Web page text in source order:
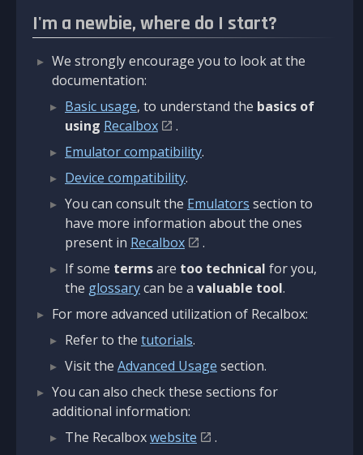
I'm a newbie, where do I start?
We strongly encourage you to look at the
documentation:
Basic usage, to understand the basics of
using Recalbox
.
Emulator compatibility.
Device compatibility.
You can consult the Emulators section to
have more information about the ones
present in Recalbox
.
If some termsare too technical for you,
the glossarycan be a valuable tool.
For more advanced utilization of Recalbox:
Refer to the tutorials.
Visit the Advanced Usage section.
You can also check these sections for
additional information:
The Recalboxwebsite
.